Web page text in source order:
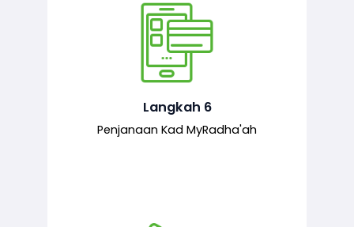
Langkah 6
Penjanaan Kad MyRadha'ah
Setelah permohonan diluluskan, kad
MyRadha’ah akan dijana.